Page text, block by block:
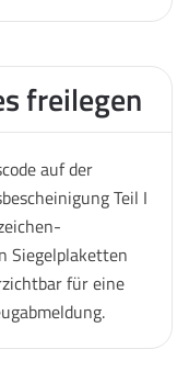
freilegen
auf der
Teil I
Siegelplaketten
für eine